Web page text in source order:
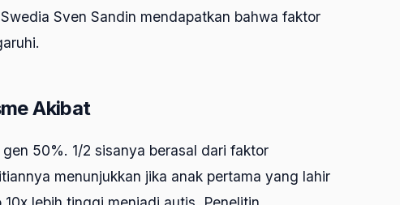
Sven Sandin mendapatkan bahwa faktor
Akibat
50%. 1/2 sisanya berasal dari faktor
menunjukkan jika anak pertama yang lahir